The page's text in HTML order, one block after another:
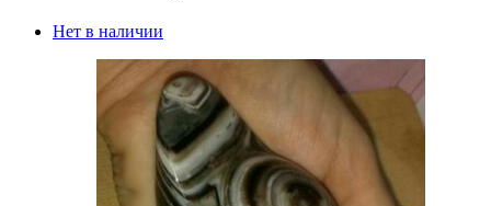
Нет в наличии